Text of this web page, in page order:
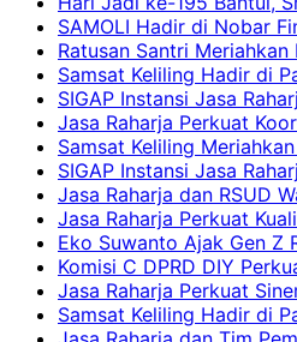
SAMOLI Hadir di Nobar
Ratusan Santri
Samsat Keliling Hadir di
SIGAP Instansi Jasa
Jasa Raharja Perkuat
Samsat Keliling
SIGAP Instansi Jasa
Jasa Raharja dan RSUD
Jasa Raharja Perkuat
Eko Suwanto Ajak Gen Z
Komisi C DPRD DIY
Jasa Raharja Perkuat
Samsat Keliling Hadir di